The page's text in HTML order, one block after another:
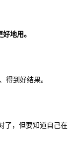
地用。
到好结果。
了，但要知道自己在